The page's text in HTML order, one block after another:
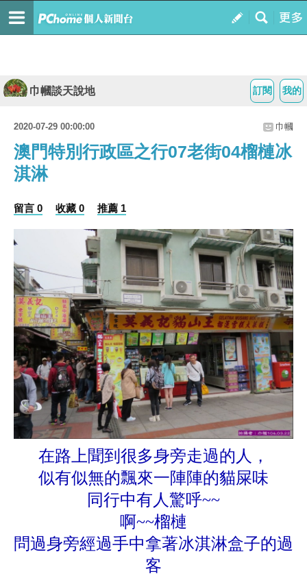
我的
訂閱
巾幗談天說地
2020-07-29 00:00:00 巾幗
澳門特別行政區之行07老街04榴槤冰
淇淋
留言 0 收藏 0 推薦 1
在路上聞到很多身旁走過的人，
似有似無的飄來一陣陣的貓屎味
同行中有人驚呼~~
啊~~榴槤
問過身旁經過手中拿著冰淇淋盒子的過
客